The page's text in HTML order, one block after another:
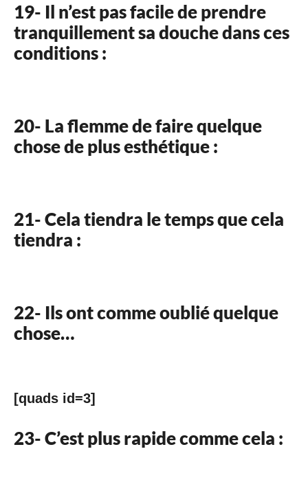
19- Il n’est pas facile de prendre
tranquillement sa douche dans ces
conditions :
20- La flemme de faire quelque
chose de plus esthétique :
21- Cela tiendra le temps que cela
tiendra :
22- Ils ont comme oublié quelque
chose…
[quads id=3]
23- C’est plus rapide comme cela :